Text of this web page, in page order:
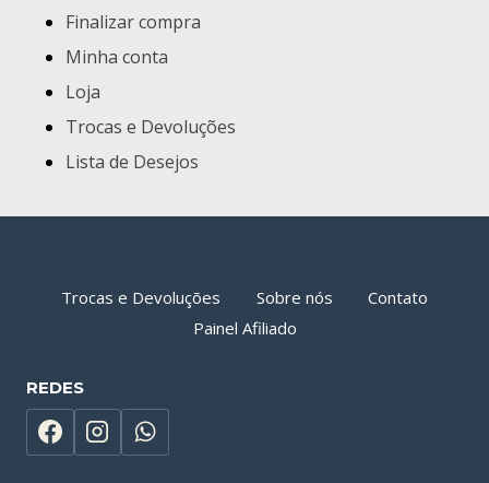
Finalizar compra
Minha conta
Loja
Trocas e Devoluções
Lista de Desejos
Trocas e Devoluções Sobre nós
Contato
Painel Afiliado
REDES